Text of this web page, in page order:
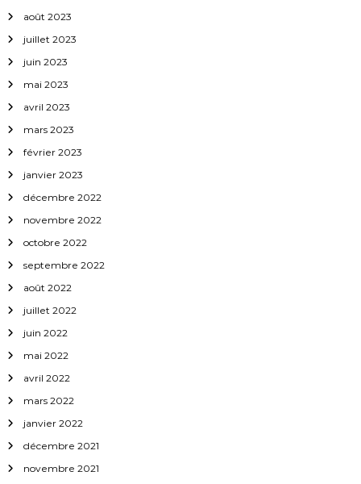
i
c
l
e
août 2023
juillet 2023
juin 2023
mai 2023
avril 2023
mars 2023
février 2023
janvier 2023
décembre 2022
novembre 2022
octobre 2022
septembre 2022
août 2022
juillet 2022
juin 2022
mai 2022
avril 2022
mars 2022
janvier 2022
décembre 2021
novembre 2021